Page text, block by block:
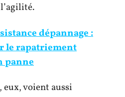
dépannage :
le rapatriement
panne
eux, voient aussi